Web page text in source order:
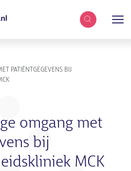
Zoekterm
PATIËNTGEGEVENS BIJ
omgang met
bij
MCK